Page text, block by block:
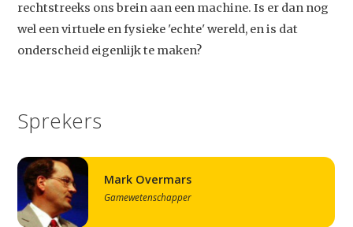
rechtstreeks ons brein aan een machine. Is er dan nog
wel een virtuele en fysieke 'echte' wereld, en is dat
onderscheid eigenlijk te maken?
Sprekers
Mark Overmars
Gamewetenschapper